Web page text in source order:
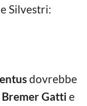
Silvestri:
dovrebbe
Bremer Gatti e